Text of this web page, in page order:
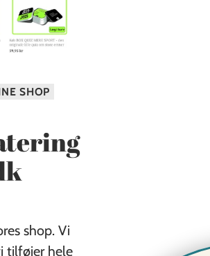
SHOP
shop. Vi
tilføjer hele